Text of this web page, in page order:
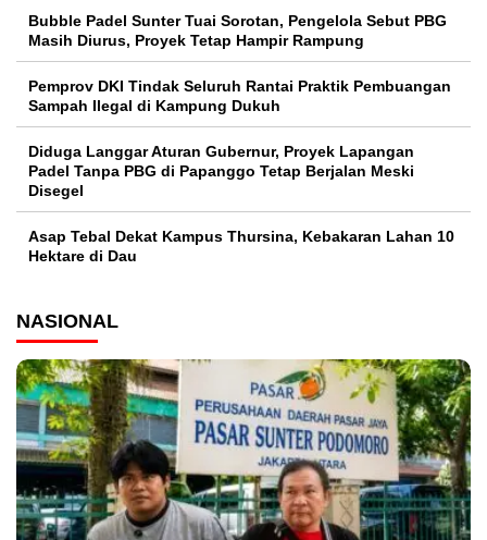
Bubble Padel Sunter Tuai Sorotan, Pengelola Sebut PBG
Masih Diurus, Proyek Tetap Hampir Rampung
Pemprov DKI Tindak Seluruh Rantai Praktik Pembuangan
Sampah Ilegal di Kampung Dukuh
Diduga Langgar Aturan Gubernur, Proyek Lapangan
Padel Tanpa PBG di Papanggo Tetap Berjalan Meski
Disegel
Asap Tebal Dekat Kampus Thursina, Kebakaran Lahan 10
Hektare di Dau
NASIONAL